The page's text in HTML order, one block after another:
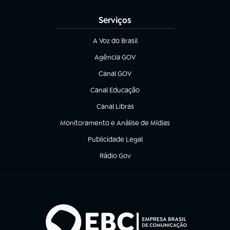
Serviços
A Voz do Brasil
(abre em nova aba)
Agência GOV
(abre em nova aba)
Canal GOV
(abre em nova aba)
Canal Educação
(abre em nova aba)
Canal Libras
(abre em nova aba)
Monitoramento e Análise de Mídias
(abre em nova aba)
Publicidade Legal
(abre em nova aba)
Rádio Gov
(abre em nova aba)